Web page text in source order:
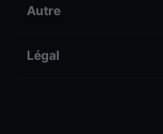
Autre
Légal